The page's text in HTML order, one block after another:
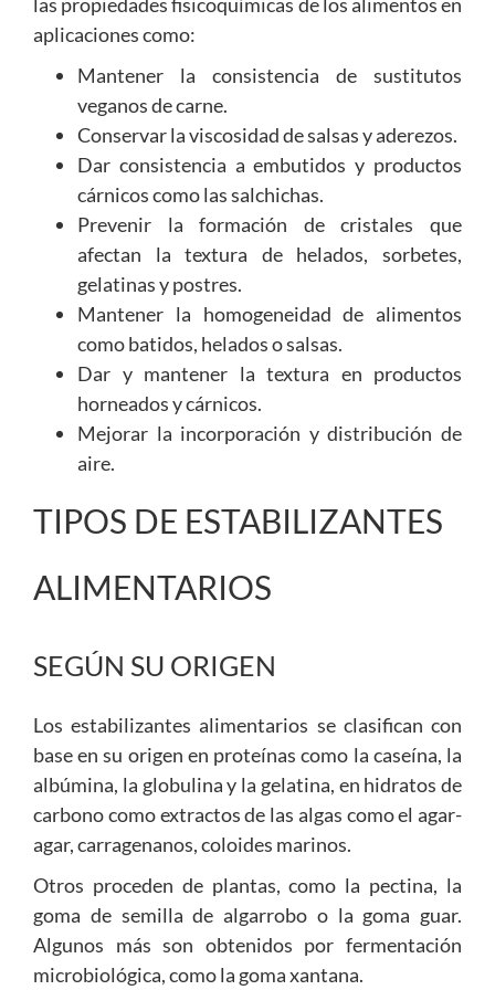
aplicaciones como:
Mantener la consistencia de sustitutos
veganos de carne.
Conservar la viscosidad de salsas y aderezos.
Dar consistencia a embutidos y productos
cárnicos como las salchichas.
Prevenir la formación de cristales que
afectan la textura de helados, sorbetes,
gelatinas y postres.
Mantener la homogeneidad de alimentos
como batidos, helados o salsas.
Dar y mantener la textura en productos
horneados y cárnicos.
Mejorar la incorporación y distribución de
aire.
TIPOS DE ESTABILIZANTES
ALIMENTARIOS
SEGÚN SU ORIGEN
Los estabilizantes alimentarios se clasifican con
base en su origen en proteínas como la caseína, la
albúmina, la globulina y la gelatina, en hidratos de
carbono como extractos de las algas como el agar-
agar, carragenanos, coloides marinos.
Otros proceden de plantas, como la pectina, la
goma de semilla de algarrobo o la goma guar.
Algunos más son obtenidos por fermentación
microbiológica, como la goma xantana.